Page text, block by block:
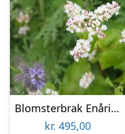
Blomsterbrak Enårig 10 kg
kr. 495,00